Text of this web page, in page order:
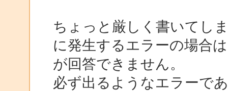
ちょっと厳しく書いてし
に発生するエラーの場合
が回答できません。
必ず出るようなエラーで